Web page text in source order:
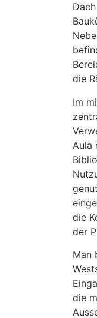
die
Im
Aula
die
der
Man
die